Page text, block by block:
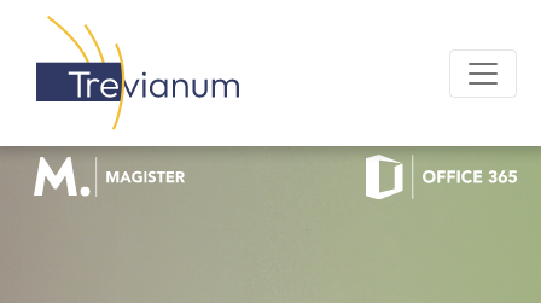
MAGISTER LOGIN OFFICE 365 LOGIN